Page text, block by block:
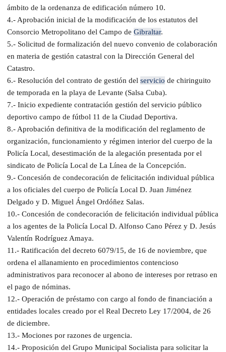
ámbito de la ordenanza de edificación número 10.
4.- Aprobación inicial de la modificación de los estatutos del
Consorcio Metropolitano del Campo de Gibraltar.
5.- Solicitud de formalización del nuevo convenio de colaboración
en materia de gestión catastral con la Dirección General del
Catastro.
6.- Resolución del contrato de gestión del servicio de chiringuito
de temporada en la playa de Levante (Salsa Cuba).
7.- Inicio expediente contratación gestión del servicio público
deportivo campo de fútbol 11 de la Ciudad Deportiva.
8.- Aprobación definitiva de la modificación del reglamento de
organización, funcionamiento y régimen interior del cuerpo de la
Policía Local, desestimación de la alegación presentada por el
sindicato de Policía Local de La Línea de la Concepción.
9.- Concesión de condecoración de felicitación individual pública
a los oficiales del cuerpo de Policía Local D. Juan Jiménez
Delgado y D. Miguel Ángel Ordóñez Salas.
10.- Concesión de condecoración de felicitación individual pública
a los agentes de la Policía Local D. Alfonso Cano Pérez y D. Jesús
Valentín Rodríguez Amaya.
11.- Ratificación del decreto 6079/15, de 16 de noviembre, que
ordena el allanamiento en procedimientos contencioso
administrativos para reconocer al abono de intereses por retraso en
el pago de nóminas.
12.- Operación de préstamo con cargo al fondo de financiación a
entidades locales creado por el Real Decreto Ley 17/2004, de 26
de diciembre.
13.- Mociones por razones de urgencia.
14.- Proposición del Grupo Municipal Socialista para solicitar la